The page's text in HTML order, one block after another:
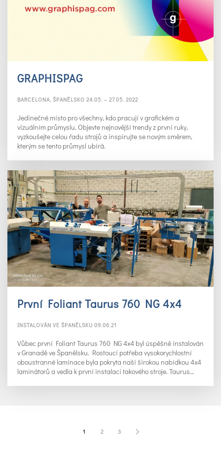
GRAPHISPAG
BARCELONA, ŠPANĚLSKO 24.05. – 27.05. 2022
Jedinečné místo pro všechny, kdo pracují v grafickém a
vizuálním průmyslu. Objevte nejnovější trendy z první ruky,
vyzkoušejte celou řadu strojů a inspirujte se novým směrem,
kterým se tento průmysl ubírá.
První Foliant Taurus 760 NG 4x4
INSTALOVÁN VE ŠPANĚLSKU 09.06.21
Vůbec první Foliant Taurus 760 NG 4x4 byl úspěšně instalován
v Granadě ve Španělsku. Rostoucí potřeba vysokorychlostní
oboustranné laminace byla pokryta naší širokou nabídkou 4x4
laminátorů a vedla k první instalaci takového stroje. Taurus…
1 2 3